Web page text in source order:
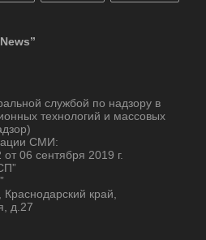
службой по надзору в
технологий и массовых
СМИ:
06 сентября 2019 г.
край,
д.27